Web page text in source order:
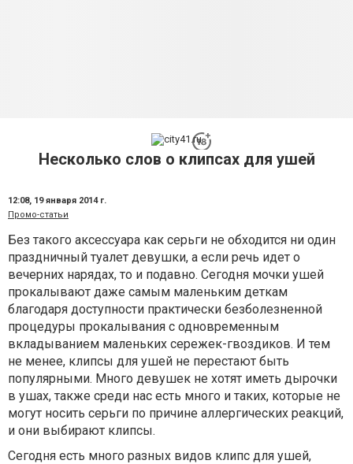
Несколько слов о клипсах для ушей
12:08, 19 января 2014 г.
Промо-статьи
Без такого аксессуара как серьги не обходится ни один
праздничный туалет девушки, а если речь идет о
вечерних нарядах, то и подавно. Сегодня мочки ушей
прокалывают даже самым маленьким деткам
благодаря доступности практически безболезненной
процедуры прокалывания с одновременным
вкладыванием маленьких сережек-гвоздиков. И тем
не менее, клипсы для ушей не перестают быть
популярными. Много девушек не хотят иметь дырочки
в ушах, также среди нас есть много и таких, которые не
могут носить серьги по причине аллергических реакций,
и они выбирают клипсы.
Сегодня есть много разных видов клипс для ушей,